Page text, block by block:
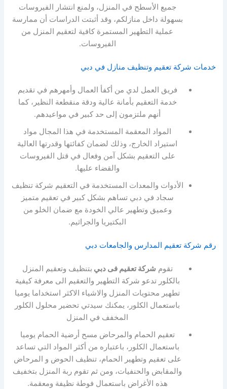
جميع الأسطح في المنزل، ولمنع انتشار الفيروسات
بسهولة داخل منازلكم، وقد أثبتت الدراسات أن ممارسة
عملية التطهير المستمرة كافية لتعقيم المنزل من
الفيروسات.
خدمات شركة تعقيم وتنظيف منازل في دبي
فريق العمل لدي من أكفأ العمال وأمهرهم في تقديم
خدمة التعقيم بأمانة عالية ودقة منقطعة النظير، كما
أنهم ملتزمون إلى حد كبير في مواعيدهم.
المواد المعقمة المستخدمة في هذا المجال مواد
استيراد الخارج، وذلك لضمان كفائتها وقدرتها العالية
على التعقيم بشكل آمن وفعال في قتل الفيروسات
والقضاء عليها.
الأدوات والمعدات المستخدمة في التعقيم شركة تنظيف
سجاد في دبي تساهم بشكل كبير في تعقيم متميز
وعميق وتطهير عالي الخودة مع ضمان الخلو من
البكتيريا والجراثيم.
رقم شركة تعقيم المدارس والجامعات دبي
تقوم شركة تعقيم فى دبي بتنظيف وتعقيم المنزل
بالكلور تدعو شركة التطهير والتعقيم الى معرفة كيفية
تطهير محتويات المنزل والاشياء الاكثر استخداما يوميا
باستعمال الكلور، يمكنك سيدتي تحضير محلول الكلور
المخفف في المنزل
تعقيم الحمام والمرحاض مسح أرضية الحمام يوميا
باستعمال الكلور، باعتباره من أكثر المواد التي تساعد
على تعقيم وتطهير الحمام، تنظيف الحوض و المرحاض
والمقابض والحنفيات، ومن ثم تقوم ربة المنزل بتخفيف
هذه الأغراض باستعمال فوطة نظيفة ومعقمة.